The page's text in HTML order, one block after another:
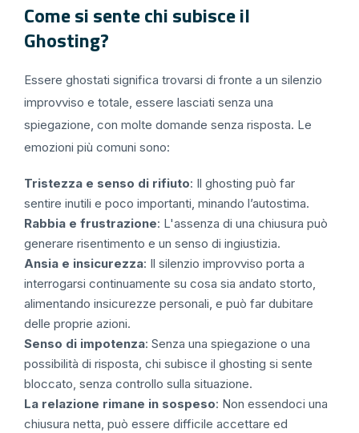
Come si sente chi subisce il
Ghosting?
Essere ghostati significa trovarsi di fronte a un silenzio
improvviso e totale, essere lasciati senza una
spiegazione, con molte domande senza risposta. Le
emozioni più comuni sono:
Tristezza e senso di rifiuto: Il ghosting può far
sentire inutili e poco importanti, minando l’autostima.
Rabbia e frustrazione: L'assenza di una chiusura può
generare risentimento e un senso di ingiustizia.
Ansia e insicurezza: Il silenzio improvviso porta a
interrogarsi continuamente su cosa sia andato storto,
alimentando insicurezze personali, e può far dubitare
delle proprie azioni.
Senso di impotenza: Senza una spiegazione o una
possibilità di risposta, chi subisce il ghosting si sente
bloccato, senza controllo sulla situazione.
La relazione rimane in sospeso: Non essendoci una
chiusura netta, può essere difficile accettare ed